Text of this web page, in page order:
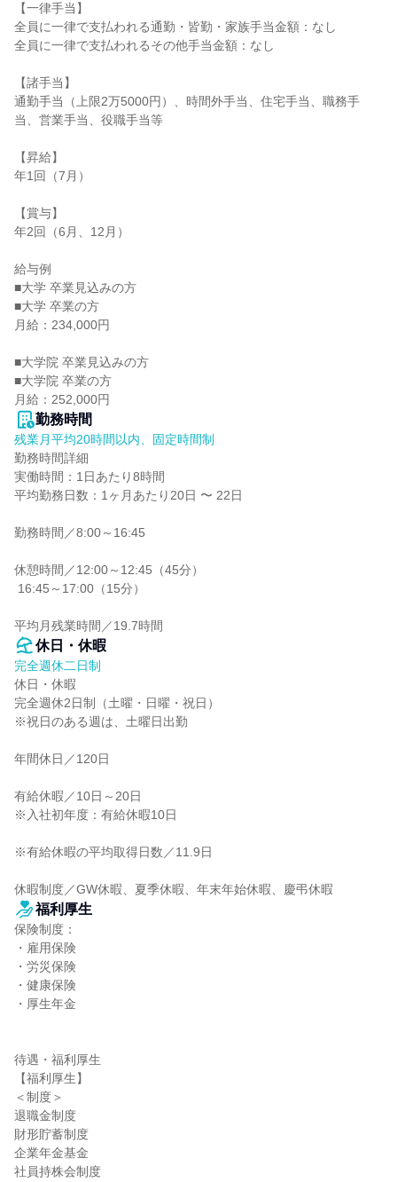
【一律手当】
全員に一律で支払われる通勤・皆勤・家族手当金額：なし
全員に一律で支払われるその他手当金額：なし
【諸手当】
通勤手当（上限2万5000円）、時間外手当、住宅手当、職務手
当、営業手当、役職手当等
【昇給】
年1回（7月）
【賞与】
年2回（6月、12月）
給与例
■大学 卒業見込みの方
■大学 卒業の方
月給：234,000円
■大学院 卒業見込みの方
■大学院 卒業の方
月給：252,000円
勤務時間
残業月平均20時間以内、固定時間制
勤務時間詳細
実働時間：1日あたり8時間
平均勤務日数：1ヶ月あたり20日 〜 22日
勤務時間／8:00～16:45
休憩時間／12:00～12:45（45分）
平均月残業時間／19.7時間
休日・休暇
完全週休二日制
休日・休暇
完全週休2日制（土曜・日曜・祝日）
※祝日のある週は、土曜日出勤
年間休日／120日
有給休暇／10日～20日
※入社初年度：有給休暇10日
※有給休暇の平均取得日数／11.9日
休暇制度／GW休暇、夏季休暇、年末年始休暇、慶弔休暇
福利厚生
保険制度：
・雇用保険
・労災保険
・健康保険
・厚生年金
待遇・福利厚生
【福利厚生】
＜制度＞
退職金制度
財形貯蓄制度
企業年金基金
社員持株会制度